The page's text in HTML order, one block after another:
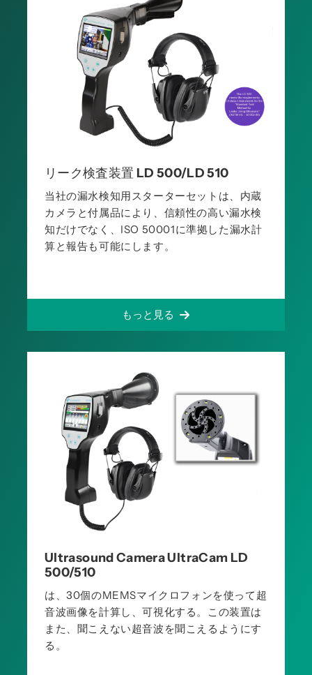
リーク検査装置 LD 500/LD 510
当社の漏水検知用スターターセットは、内蔵
カメラと付属品により、信頼性の高い漏水検
知だけでなく、ISO 50001に準拠した漏水計
算と報告も可能にします。
もっと見る
Ultrasound Camera UltraCam LD
500/510
は、30個のMEMSマイクロフォンを使って超
音波画像を計算し、可視化する。この装置は
また、聞こえない超音波を聞こえるようにす
る。